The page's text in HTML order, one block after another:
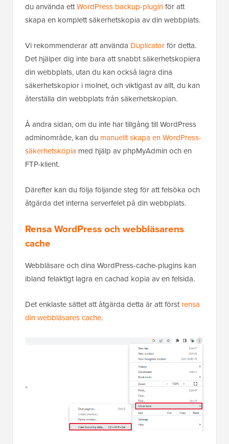
du använda ettWordPress backup-pluginför att
skapa en komplett säkerhetskopia av din webbplats.
Vi rekommenderar att använda Duplicatorför detta.
Det hjälper dig inte bara att snabbt säkerhetskopiera
din webbplats, utan du kan också lagra dina
säkerhetskopior i molnet, och viktigast av allt, du kan
återställa din webbplats från säkerhetskopian.
Å andra sidan, om du inte har tillgång till WordPress
adminområde, kan du manuellt skapa en WordPress-
säkerhetskopia med hjälp av phpMyAdmin och en
FTP-klient.
Därefter kan du följa följande steg för att felsöka och
åtgärda det interna serverfelet på din webbplats.
Rensa WordPress och webbläsarens
cache
Webbläsare och dina WordPress-cache-plugins kan
ibland felaktigt lagra en cachad kopia av en felsida.
Det enklaste sättet att åtgärda detta är att förstrensa
din webbläsares cache.